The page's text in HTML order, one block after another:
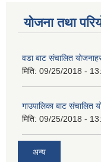
योजना तथा
वडा बाट संचालित
मिति: 09/25/2018 -
गाउपालिका बाट संचालित
मिति: 09/25/2018 -
अन्य